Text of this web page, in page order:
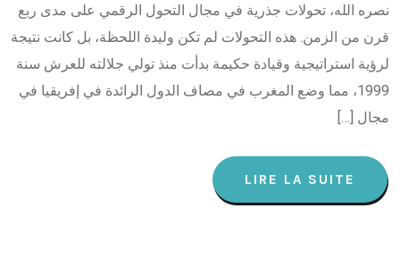
نصره الله، تحولات جذرية في مجال التحول الرقمي على مدى ربع
قرن من الزمن. هذه التحولات لم تكن وليدة اللحظة، بل كانت نتيجة
لرؤية استراتيجية وقيادة حكيمة بدأت منذ تولي جلالته للعرش سنة
1999، مما وضع المغرب في مصاف الدول الرائدة في إفريقيا في
مجال […]
LIRE LA SUITE